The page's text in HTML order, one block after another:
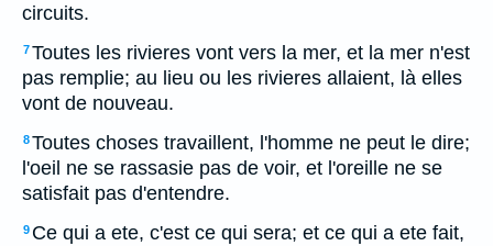
circuits.
7Toutes les rivieres vont vers la mer, et la mer n'est
pas remplie; au lieu ou les rivieres allaient, là elles
vont de nouveau.
8Toutes choses travaillent, l'homme ne peut le dire;
l'oeil ne se rassasie pas de voir, et l'oreille ne se
satisfait pas d'entendre.
9 Ce qui a ete, c'est ce qui sera; et ce qui a ete fait,